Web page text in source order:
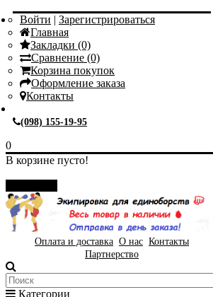
Войти | Зарегистрироваться
Главная
Закладки (0)
Сравнение (0)
Корзина покупок
Оформление заказа
Контакты
(098) 155-19-95
0
В корзине пусто!
Оплата и доставка О нас Контакты
Партнерство
Категории